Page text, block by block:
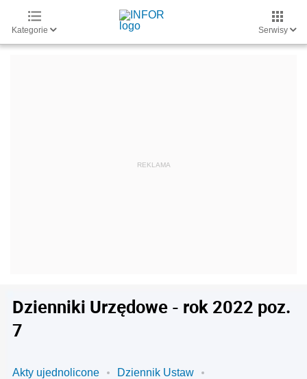
Kategorie Serwisy
Dzienniki Urzędowe - rok 2022 poz.
7
Akty ujednolicone
Dziennik Ustaw